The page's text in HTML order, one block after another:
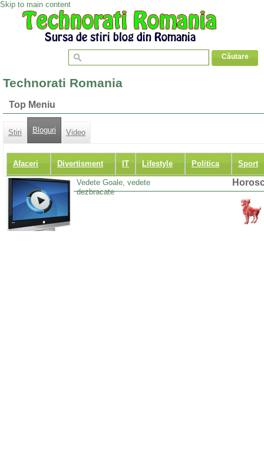
Skip to main content
Technorati Romania
Top Meniu
Stiri Bloguri Video
Afaceri Divertisment IT Lifestyle Politica Sport
Vedete Goale, vedete
dezbracate